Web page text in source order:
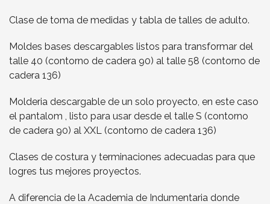
Clase de toma de medidas y tabla de talles de adulto.
Moldes bases descargables listos para transformar del
talle 40 (contorno de cadera 90) al talle 58 (contorno de
cadera 136)
Molderia descargable de un solo proyecto, en este caso
el pantalom , listo para usar desde el talle S (contorno
de cadera 90) al XXL (contorno de cadera 136)
Clases de costura y terminaciones adecuadas para que
logres tus mejores proyectos.
A diferencia de la Academia de Indumentaria donde